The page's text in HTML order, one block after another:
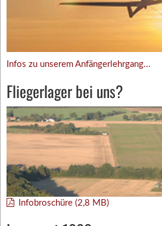
Infos zu unserem Anfängerlehrgang...
Fliegerlager bei uns?
Infobroschüre (2,8 MB)